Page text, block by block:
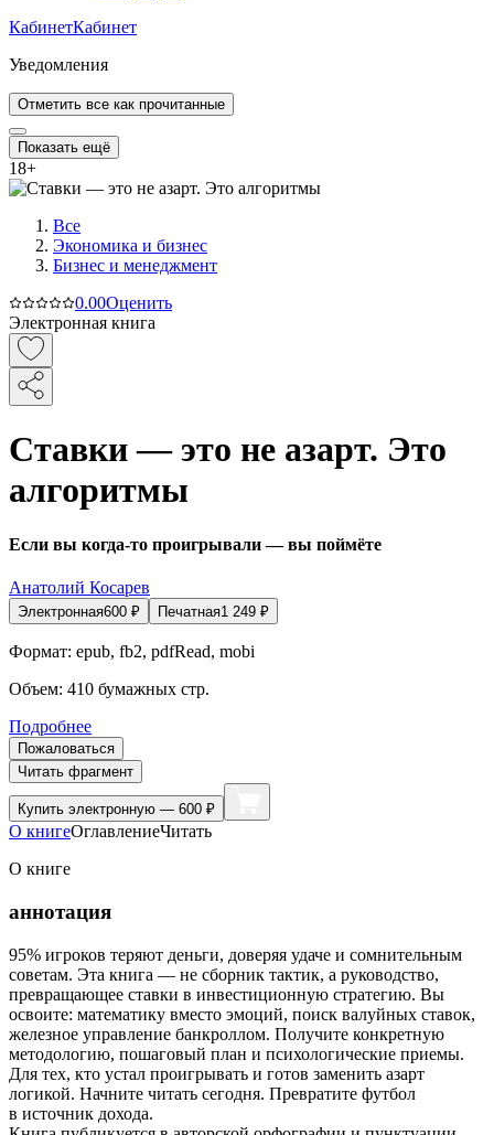
КабинетКабинет
Уведомления
Отметить все как прочитанные
Показать ещё
18+
Все
Экономика и бизнес
Бизнес и менеджмент
0.00Оценить
Электронная книга
Ставки — это не азарт. Это
алгоритмы
Если вы когда-то проигрывали — вы поймёте
Анатолий Косарев
Электронная600 ₽ Печатная1 249 ₽
Формат: epub, fb2, pdfRead, mobi
Объем: 410 бумажных стр.
Подробнее
Пожаловаться
Читать фрагмент
Купить электронную — 600 ₽
О книгеОглавлениеЧитать
О книге
аннотация
95% игроков теряют деньги, доверяя удаче и сомнительным
советам. Эта книга — не сборник тактик, а руководство,
превращающее ставки в инвестиционную стратегию. Вы
освоите: математику вместо эмоций, поиск валуйных ставок,
железное управление банкроллом. Получите конкретную
методологию, пошаговый план и психологические приемы.
Для тех, кто устал проигрывать и готов заменить азарт
логикой. Начните читать сегодня. Превратите футбол
в источник дохода.